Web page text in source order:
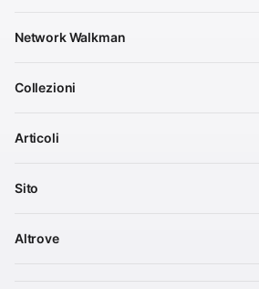
Network Walkman
Collezioni
Articoli
Sito
Altrove